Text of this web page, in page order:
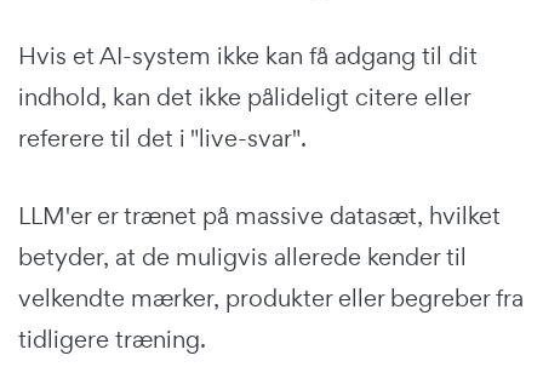
Hvis et AI-system ikke kan få adgang til dit
indhold, kan det ikke pålideligt citere eller
referere til det i "live-svar".
LLM'er er trænet på massive datasæt, hvilket
betyder, at de muligvis allerede kender til
velkendte mærker, produkter eller begreber fra
tidligere træning.